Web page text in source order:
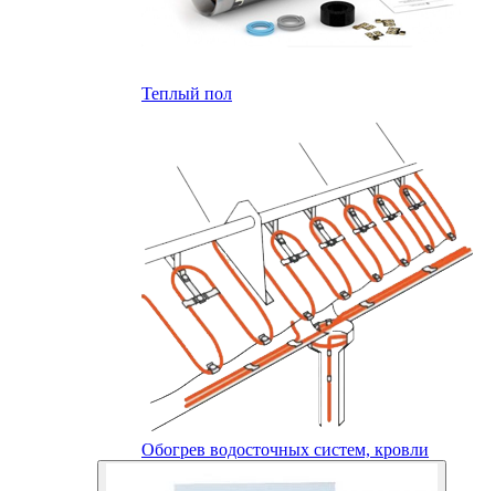
Теплый пол
Обогрев водосточных систем, кровли